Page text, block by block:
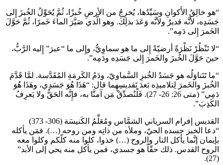
“هو خالِقُ الأَكوانِ وسَيِّدُها، يُخرِجُ من الأرضِ خُبزًا، ثُمَّ يُحَوِّلُ الخُبزَ إِلى
جَسَدِه، لأنَّه قديرٌ ولأنَّه وَعَدَ بذلِكَ. وهو الَّذي صَيَّرَ الماءَ خَمرًا، ثُمَّ حَوَّلَ
الخَمرَ إِلى دَمِه”.
“لا تَنْظُرْ نَظْرَةً أرضيّةً إِلى ما هو سماوِيٌّ، وإِلى ما “عبرَ” إِليه الرَّبُّ،
حينَ حَوَّلَ الخُبزَ والخَمرَ إِلى جَسَدِه ودَمِه”.
“ما تَتَناوَلُه هو جَسَدُ الخُبزِ السَّماويّ، ودَمُ الكَرمَةِ المُقَدَّسة. لمَّا قَدَّمَ
الخُبزَ والخَمرَ لِتلاميذِه بَعدَ تَقديسِهِما قال: “هَذَا هُوَ جَسَدِي، وهَذَا هُوَ
دَمِي” (متى 26: 26- 27). فَلْنُصدِّقْ مَن آمنَّا به، فإِنَّه الحَقُّ ولا يَعرِفُ
الكَذِبَ”.
القديس إفرام السرياني الشمَّاس ومُعَلِّمُ الكَنيسَة (306- 373)
“دعا الخبز جسده الحيّ، وملأه من ذاتِه ومن روحه (…). فمَن يأكله
بإيمان إنَّما يأكل النار والروح (…) خذوا، كلوا منه كلّكم وكلوا معه
الروح القدس. ذلك حقّاً هو جسدي، فمن يأكل منه يحي إلى الأبد”
(27).